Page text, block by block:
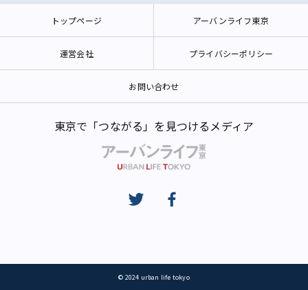
トップページ アーバンライフ東京
運営会社 プライバシーポリシー
お問い合わせ
東京で「つながる」を見つけるメディア
© 2024 urban life tokyo